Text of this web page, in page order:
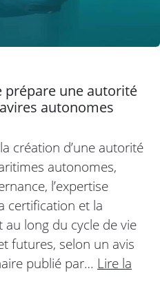
prépare une autorité
autonomes
création d’une autorité
autonomes,
l’expertise
certification et la
long du cycle de vie
futures, selon un avis
publié par… Lire la